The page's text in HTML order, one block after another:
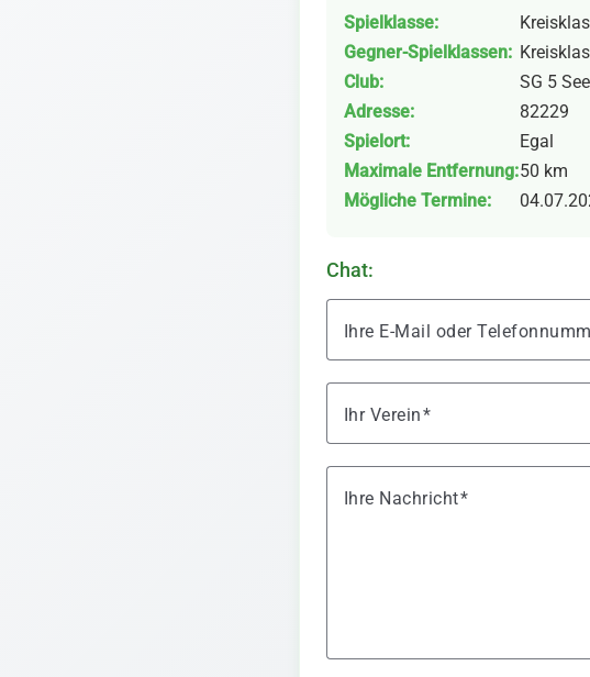
Spielklasse:
Gegner-Spielklassen:
Club:
SG 5
Adresse:
82229
Spielort:
Egal
Maximale Entfernung:50 km
Mögliche Termine:
Chat:
Ihre E-Mail oder
Ihr Verein
Ihre Nachricht